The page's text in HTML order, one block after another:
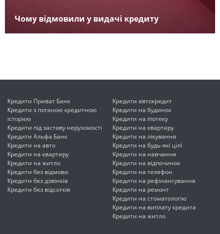
Чому відмовили у видачі кредиту
Кредити Приват Банк
Кредити з поганою кредитною
історією
Кредити під заставу нерухомості
Кредити Альфа Банк
Кредити на авто
Кредити на квартиру
Кредити на житло
Кредити без відмови
Кредити без дзвінків
Кредити без відсотків
Кредити автокредит
Кредити на будинок
Кредити на іпотеку
Кредити на квартиру
Кредити на лікування
Кредити на будь-які цілі
Кредити на навчання
Кредити на відпочинок
Кредити на телефон
Кредити на рефінансування
Кредити на ремонт
Кредити на стоматологію
Кредити на виплату кредита
Кредити на житло